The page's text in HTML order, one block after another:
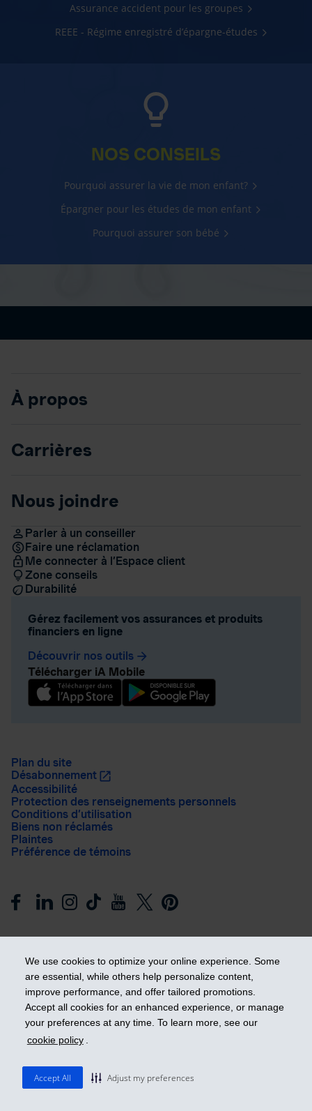
We use cookies to optimize your online experience. Some
are essential, while others help personalize content,
improve performance, and offer tailored promotions.
Accept all cookies for an enhanced experience, or manage
your preferences at any time. To learn more, see our
cookie policy .
Accept All Adjust my preferences
Assurance accident pour les groupes
REEE - Régime enregistré d’épargne-études
NOS CONSEILS
Pourquoi assurer la vie de mon enfant?
Épargner pour les études de mon enfant
Pourquoi assurer son bébé
À propos
Carrières
Nous joindre
Parler à un conseiller
Faire une réclamation
Me connecter à l’Espace client
Zone conseils
Durabilité
Gérez facilement vos assurances et produits
financiers en ligne
Découvrir nos outils arrow_forward
Télécharger iA Mobile
Plan du site
Désabonnement
Accessibilité
Protection des renseignements personnels
Conditions d’utilisation
Biens non réclamés
Plaintes
Préférence de témoins
Prendre les devants